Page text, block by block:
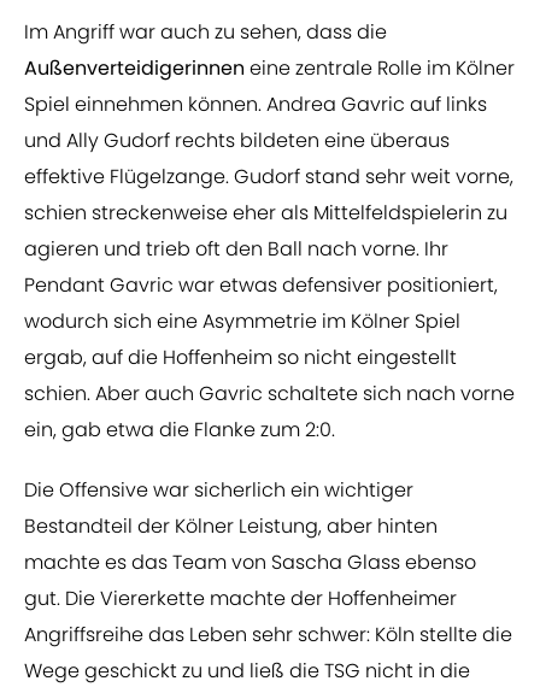
Im Angriff war auch zu sehen, dass die
Außenverteidigerinnen eine zentrale Rolle im Kölner
Spiel einnehmen können. Andrea Gavric auf links
und Ally Gudorf rechts bildeten eine überaus
effektive Flügelzange. Gudorf stand sehr weit vorne,
schien streckenweise eher als Mittelfeldspielerin zu
agieren und trieb oft den Ball nach vorne. Ihr
Pendant Gavric war etwas defensiver positioniert,
wodurch sich eine Asymmetrie im Kölner Spiel
ergab, auf die Hoffenheim so nicht eingestellt
schien. Aber auch Gavric schaltete sich nach vorne
ein, gab etwa die Flanke zum 2:0.
Die Offensive war sicherlich ein wichtiger
Bestandteil der Kölner Leistung, aber hinten
machte es das Team von Sascha Glass ebenso
gut. Die Viererkette machte der Hoffenheimer
Angriffsreihe das Leben sehr schwer: Köln stellte die
Wege geschickt zu und ließ die TSG nicht in die